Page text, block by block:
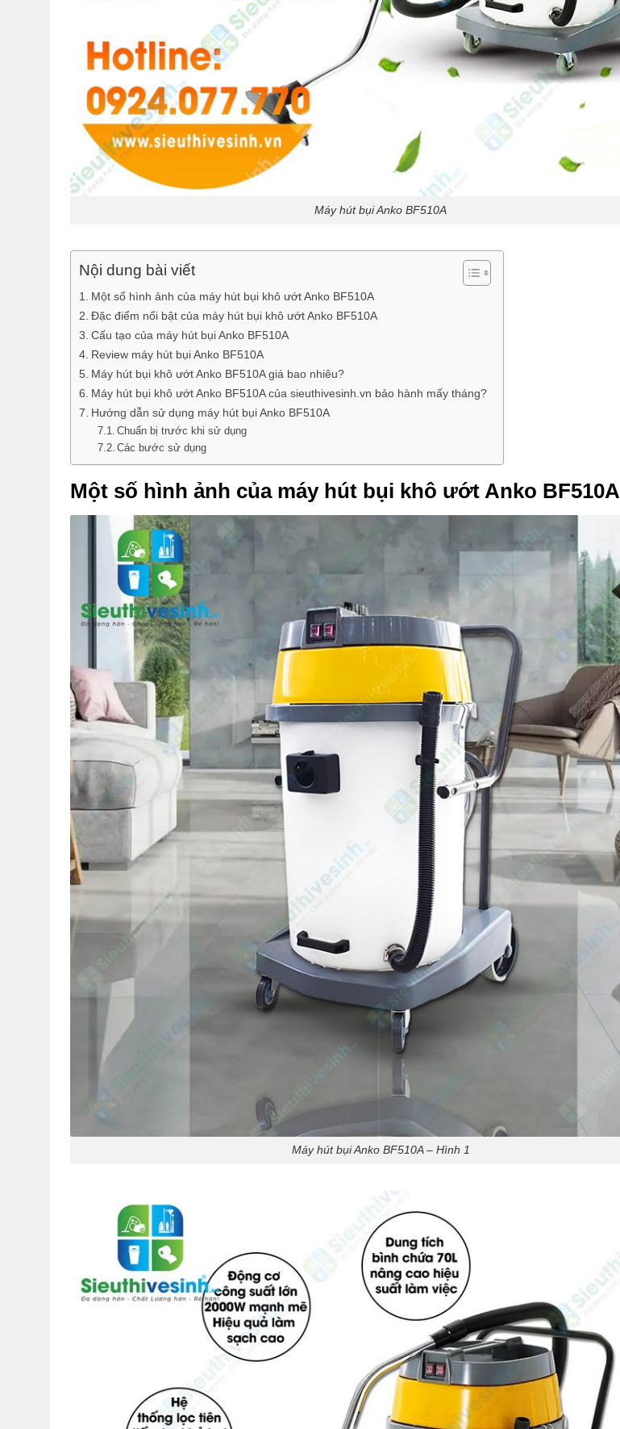
Máy hút bụi Anko BF510A
Nội dung bài viết
Một số hình ảnh của máy hút bụi khô ướt Anko BF510A
Đặc điểm nổi bật của máy hút bụi khô ướt Anko BF510A
Cấu tạo của máy hút bụi Anko BF510A
Review máy hút bụi Anko BF510A
Máy hút bụi khô ướt Anko BF510A giá bao nhiêu?
Máy hút bụi khô ướt Anko BF510A của sieuthivesinh.vn bảo hành mấy tháng?
Hướng dẫn sử dụng máy hút bụi Anko BF510A
Chuẩn bị trước khi sử dụng
Các bước sử dụng
Một số hình ảnh của máy hút bụi khô ướt Anko BF510A
Máy hút bụi Anko BF510A – Hình 1